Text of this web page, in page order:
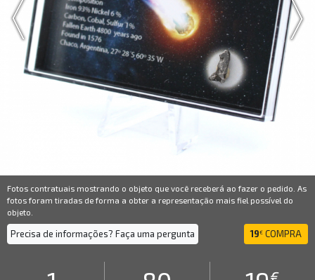
Fotos contratuais mostrando o objeto que você receberá ao fazer o pedido. As
fotos foram tiradas de forma a obter a representação mais fiel possível do
objeto.
Precisa de informações? Faça uma pergunta 19€ COMPRA